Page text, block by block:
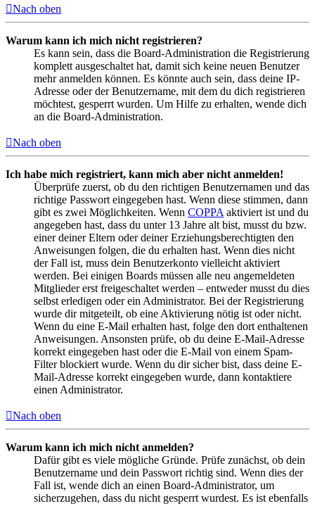
Nach oben
Warum kann ich mich nicht registrieren?
Es kann sein, dass die Board-Administration die Registrierung
komplett ausgeschaltet hat, damit sich keine neuen Benutzer
mehr anmelden können. Es könnte auch sein, dass deine IP-
Adresse oder der Benutzername, mit dem du dich registrieren
möchtest, gesperrt wurden. Um Hilfe zu erhalten, wende dich
an die Board-Administration.
Nach oben
Ich habe mich registriert, kann mich aber nicht anmelden!
Überprüfe zuerst, ob du den richtigen Benutzernamen und das
richtige Passwort eingegeben hast. Wenn diese stimmen, dann
gibt es zwei Möglichkeiten. Wenn COPPA aktiviert ist und du
angegeben hast, dass du unter 13 Jahre alt bist, musst du bzw.
einer deiner Eltern oder deiner Erziehungsberechtigten den
Anweisungen folgen, die du erhalten hast. Wenn dies nicht
der Fall ist, muss dein Benutzerkonto vielleicht aktiviert
werden. Bei einigen Boards müssen alle neu angemeldeten
Mitglieder erst freigeschaltet werden – entweder musst du dies
selbst erledigen oder ein Administrator. Bei der Registrierung
wurde dir mitgeteilt, ob eine Aktivierung nötig ist oder nicht.
Wenn du eine E-Mail erhalten hast, folge den dort enthaltenen
Anweisungen. Ansonsten prüfe, ob du deine E-Mail-Adresse
korrekt eingegeben hast oder die E-Mail von einem Spam-
Filter blockiert wurde. Wenn du dir sicher bist, dass deine E-
Mail-Adresse korrekt eingegeben wurde, dann kontaktiere
einen Administrator.
Nach oben
Warum kann ich mich nicht anmelden?
Dafür gibt es viele mögliche Gründe. Prüfe zunächst, ob dein
Benutzername und dein Passwort richtig sind. Wenn dies der
Fall ist, wende dich an einen Board-Administrator, um
sicherzugehen, dass du nicht gesperrt wurdest. Es ist ebenfalls